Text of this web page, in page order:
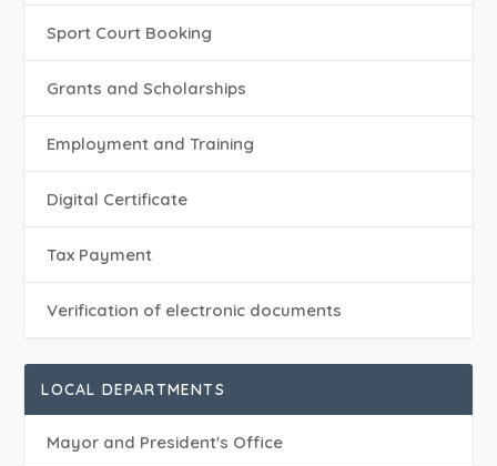
Sport Court Booking
Grants and Scholarships
Employment and Training
Digital Certificate
Tax Payment
Verification of electronic documents
LOCAL DEPARTMENTS
Mayor and President's Office